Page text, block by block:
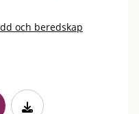
och beredskap